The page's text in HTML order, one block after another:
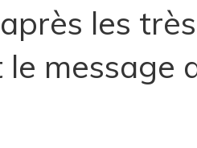
les
le message